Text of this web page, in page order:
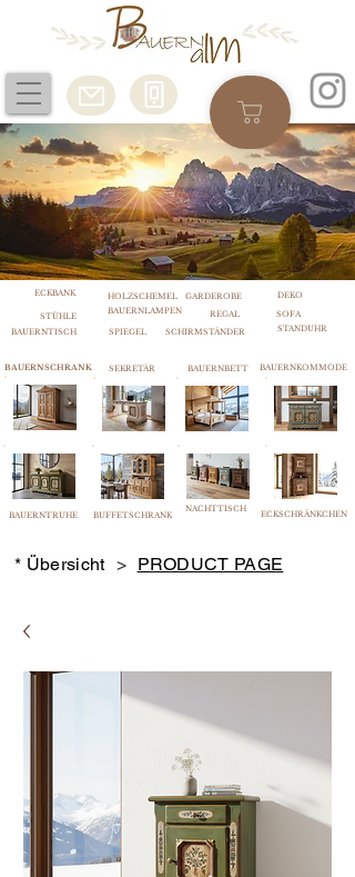
BAUERNTISCH SPIEGEL SCHIRMSTÄNDER
BAUERNSCHRANK SEKRETÄR
BAUERNTRUHE BUFFETSCHRANK
BAUERNBETT
NACHTTISCH
STANDUHR
BAUERNKOMMODE
ECKSCHRÄNKCHEN
* Übersicht > PRODUCT PAGE
BAUERNLAMPEN REGAL SOFA
ECKBANK
STÜHLE
HOLZSCHEMEL GARDEROBE DEKO